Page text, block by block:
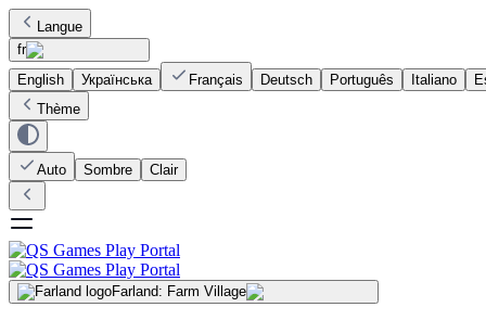
Langue
fr
English
Українська Français Deutsch Português Italiano
Thème
Auto Sombre Clair
Farland: Farm Village